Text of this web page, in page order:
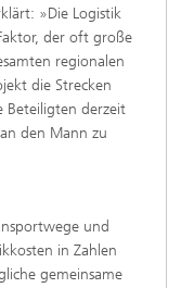
»Die Logistik
der oft große
regionalen
die Strecken
Beteiligten derzeit
den Mann zu
und
in Zahlen
gemeinsame